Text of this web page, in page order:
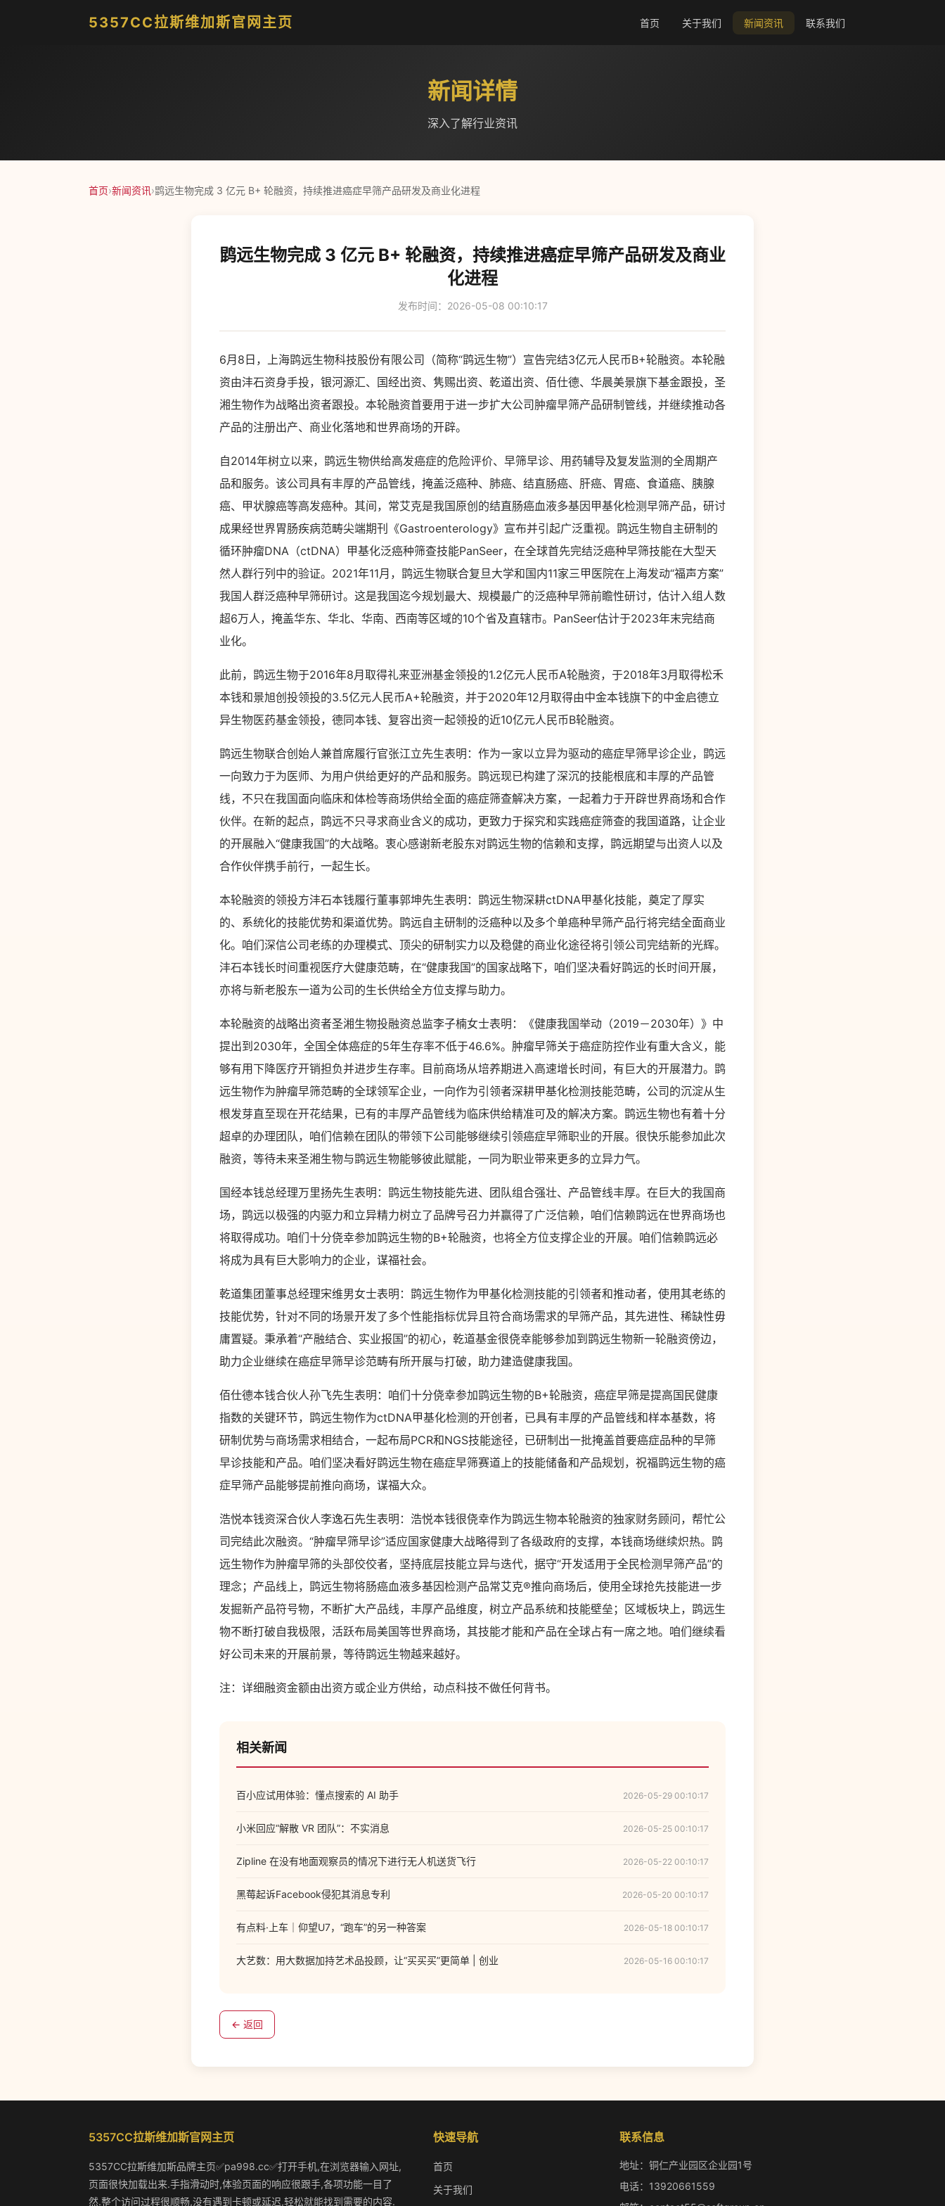
5357CC拉斯维加斯官网主页 首页 关于我们 新闻资讯 联系我们
新闻详情
深入了解行业资讯
首页›新闻资讯›鹍远生物完成 3 亿元 B+ 轮融资，持续推进癌症早筛产品研发及商业化进程
鹍远生物完成 3 亿元 B+ 轮融资，持续推进癌症早筛产品研发及商业
化进程
发布时间：2026-05-08 00:10:17
6月8日，上海鹍远生物科技股份有限公司（简称“鹍远生物”）宣告完结3亿元人民币B+轮融资。本轮融
资由沣石资身手投，银河源汇、国经出资、隽赐出资、乾道出资、佰仕德、华晨美景旗下基金跟投，圣
湘生物作为战略出资者跟投。本轮融资首要用于进一步扩大公司肿瘤早筛产品研制管线，并继续推动各
产品的注册出产、商业化落地和世界商场的开辟。
自2014年树立以来，鹍远生物供给高发癌症的危险评价、早筛早诊、用药辅导及复发监测的全周期产
品和服务。该公司具有丰厚的产品管线，掩盖泛癌种、肺癌、结直肠癌、肝癌、胃癌、食道癌、胰腺
癌、甲状腺癌等高发癌种。其间，常艾克是我国原创的结直肠癌血液多基因甲基化检测早筛产品，研讨
成果经世界胃肠疾病范畴尖端期刊《Gastroenterology》宣布并引起广泛重视。鹍远生物自主研制的
循环肿瘤DNA（ctDNA）甲基化泛癌种筛查技能PanSeer，在全球首先完结泛癌种早筛技能在大型天
然人群行列中的验证。2021年11月，鹍远生物联合复旦大学和国内11家三甲医院在上海发动“福声方案”
我国人群泛癌种早筛研讨。这是我国迄今规划最大、规模最广的泛癌种早筛前瞻性研讨，估计入组人数
超6万人，掩盖华东、华北、华南、西南等区域的10个省及直辖市。PanSeer估计于2023年末完结商
业化。
此前，鹍远生物于2016年8月取得礼来亚洲基金领投的1.2亿元人民币A轮融资，于2018年3月取得松禾
本钱和景旭创投领投的3.5亿元人民币A+轮融资，并于2020年12月取得由中金本钱旗下的中金启德立
异生物医药基金领投，德同本钱、复容出资一起领投的近10亿元人民币B轮融资。
鹍远生物联合创始人兼首席履行官张江立先生表明：作为一家以立异为驱动的癌症早筛早诊企业，鹍远
一向致力于为医师、为用户供给更好的产品和服务。鹍远现已构建了深沉的技能根底和丰厚的产品管
线，不只在我国面向临床和体检等商场供给全面的癌症筛查解决方案，一起着力于开辟世界商场和合作
伙伴。在新的起点，鹍远不只寻求商业含义的成功，更致力于探究和实践癌症筛查的我国道路，让企业
的开展融入“健康我国”的大战略。衷心感谢新老股东对鹍远生物的信赖和支撑，鹍远期望与出资人以及
合作伙伴携手前行，一起生长。
本轮融资的领投方沣石本钱履行董事郭坤先生表明：鹍远生物深耕ctDNA甲基化技能，奠定了厚实
的、系统化的技能优势和渠道优势。鹍远自主研制的泛癌种以及多个单癌种早筛产品行将完结全面商业
化。咱们深信公司老练的办理模式、顶尖的研制实力以及稳健的商业化途径将引领公司完结新的光辉。
沣石本钱长时间重视医疗大健康范畴，在“健康我国”的国家战略下，咱们坚决看好鹍远的长时间开展，
亦将与新老股东一道为公司的生长供给全方位支撑与助力。
本轮融资的战略出资者圣湘生物投融资总监李子楠女士表明：《健康我国举动（2019－2030年）》中
提出到2030年，全国全体癌症的5年生存率不低于46.6%。肿瘤早筛关于癌症防控作业有重大含义，能
够有用下降医疗开销担负并进步生存率。目前商场从培养期进入高速增长时间，有巨大的开展潜力。鹍
远生物作为肿瘤早筛范畴的全球领军企业，一向作为引领者深耕甲基化检测技能范畴，公司的沉淀从生
根发芽直至现在开花结果，已有的丰厚产品管线为临床供给精准可及的解决方案。鹍远生物也有着十分
超卓的办理团队，咱们信赖在团队的带领下公司能够继续引领癌症早筛职业的开展。很快乐能参加此次
融资，等待未来圣湘生物与鹍远生物能够彼此赋能，一同为职业带来更多的立异力气。
国经本钱总经理万里扬先生表明：鹍远生物技能先进、团队组合强壮、产品管线丰厚。在巨大的我国商
场，鹍远以极强的内驱力和立异精力树立了品牌号召力并赢得了广泛信赖，咱们信赖鹍远在世界商场也
将取得成功。咱们十分侥幸参加鹍远生物的B+轮融资，也将全方位支撑企业的开展。咱们信赖鹍远必
将成为具有巨大影响力的企业，谋福社会。
乾道集团董事总经理宋维男女士表明：鹍远生物作为甲基化检测技能的引领者和推动者，使用其老练的
技能优势，针对不同的场景开发了多个性能指标优异且符合商场需求的早筛产品，其先进性、稀缺性毋
庸置疑。秉承着“产融结合、实业报国”的初心，乾道基金很侥幸能够参加到鹍远生物新一轮融资傍边，
助力企业继续在癌症早筛早诊范畴有所开展与打破，助力建造健康我国。
佰仕德本钱合伙人孙飞先生表明：咱们十分侥幸参加鹍远生物的B+轮融资，癌症早筛是提高国民健康
指数的关键环节，鹍远生物作为ctDNA甲基化检测的开创者，已具有丰厚的产品管线和样本基数，将
研制优势与商场需求相结合，一起布局PCR和NGS技能途径，已研制出一批掩盖首要癌症品种的早筛
早诊技能和产品。咱们坚决看好鹍远生物在癌症早筛赛道上的技能储备和产品规划，祝福鹍远生物的癌
症早筛产品能够提前推向商场，谋福大众。
浩悦本钱资深合伙人李逸石先生表明：浩悦本钱很侥幸作为鹍远生物本轮融资的独家财务顾问，帮忙公
司完结此次融资。“肿瘤早筛早诊”适应国家健康大战略得到了各级政府的支撑，本钱商场继续炽热。鹍
远生物作为肿瘤早筛的头部佼佼者，坚持底层技能立异与迭代，据守“开发适用于全民检测早筛产品”的
理念；产品线上，鹍远生物将肠癌血液多基因检测产品常艾克®推向商场后，使用全球抢先技能进一步
发掘新产品符号物，不断扩大产品线，丰厚产品维度，树立产品系统和技能壁垒；区域板块上，鹍远生
物不断打破自我极限，活跃布局美国等世界商场，其技能才能和产品在全球占有一席之地。咱们继续看
好公司未来的开展前景，等待鹍远生物越来越好。
注：详细融资金额由出资方或企业方供给，动点科技不做任何背书。
相关新闻
百小应试用体验：懂点搜索的 AI 助手 2026-05-29 00:10:17
小米回应“解散 VR 团队”：不实消息 2026-05-25 00:10:17
Zipline 在没有地面观察员的情况下进行无人机送货飞行 2026-05-22 00:10:17
黑莓起诉Facebook侵犯其消息专利 2026-05-20 00:10:17
有点料·上车｜仰望U7，“跑车”的另一种答案 2026-05-18 00:10:17
大艺数：用大数据加持艺术品投顾，让“买买买”更简单 | 创业 2026-05-16 00:10:17
← 返回
5357CC拉斯维加斯官网主页
5357CC拉斯维加斯品牌主页✅pa998.cc✅打开手机,在浏览器输入网址,
页面很快加载出来.手指滑动时,体验页面的响应很跟手,各项功能一目了
然.整个访问过程很顺畅,没有遇到卡顿或延迟,轻松就能找到需要的内容.
快速导航
首页
关于我们
联系信息
地址：铜仁产业园区企业园1号
电话：13920661559